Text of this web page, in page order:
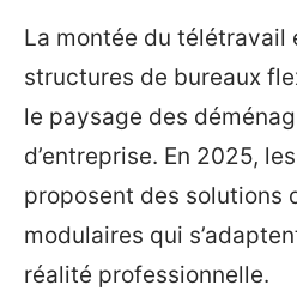
La montée du télétravail
structures de bureaux
le paysage des
d’entreprise. En 2025,
proposent des solutions
modulaires qui
réalité professionnelle.